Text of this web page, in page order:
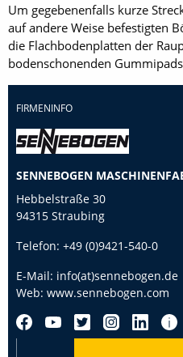
Um gegebenenfalls kurze
auf andere Weise befestigten
die Flachbodenplatten der
bodenschonenden
FIRMENINFO
SENNEBOGEN
Hebbelstraße 30
94315 Straubing
Telefon: +49 (0)9421-540-0
E-Mail: info(at)sennebogen.de
Web: www.sennebogen.com